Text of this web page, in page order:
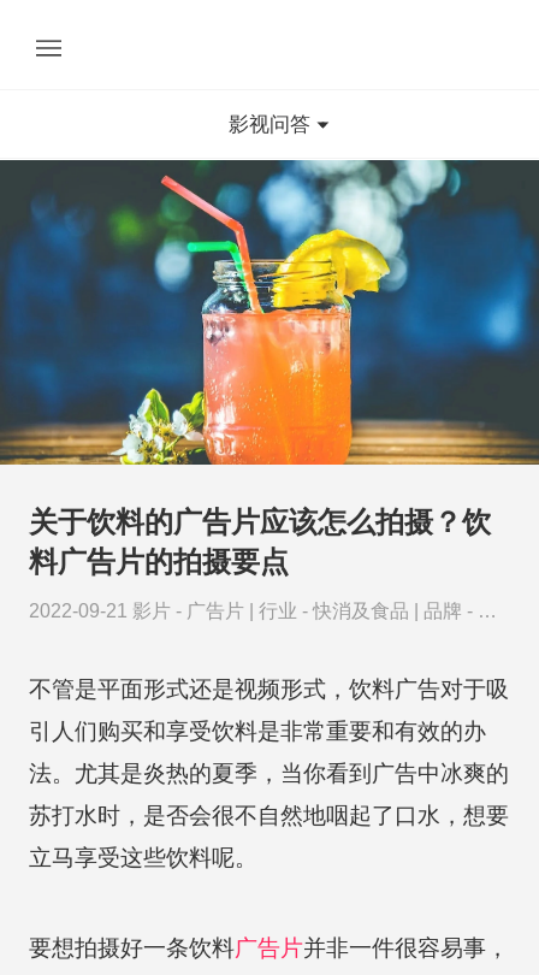
影视问答
关于饮料的广告片应该怎么拍摄？饮
料广告片的拍摄要点
2022-09-21 影片 - 广告片 行业 -快消及食品 品牌 - 华
不管是平面形式还是视频形式，饮料广告对于吸
引人们购买和享受饮料是非常重要和有效的办
法。尤其是炎热的夏季，当你看到广告中冰爽的
苏打水时，是否会很不自然地咽起了口水，想要
立马享受这些饮料呢。
要想拍摄好一条饮料广告片并非一件很容易事，